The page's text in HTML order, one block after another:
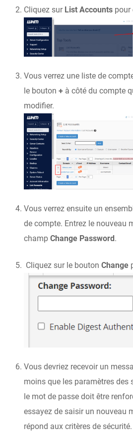
Cliquez sur List Accounts pour
Vous verrez une liste de
le bouton + à côté du compte
modifier.
Vous verrez ensuite un
de compte. Entrez le nouveau
champ Change Password .
Cliquez sur le bouton Change
Vous devriez recevoir un
moins que les paramètres des
le mot de passe doit être
essayez de saisir un nouveau
répond aux critères de sécurité.